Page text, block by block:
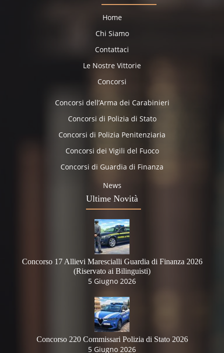
Home
Chi Siamo
Contattaci
Le Nostre Vittorie
Concorsi
Concorsi dell’Arma dei Carabinieri
Concorsi di Polizia di Stato
Concorsi di Polizia Penitenziaria
Concorsi dei Vigili del Fuoco
Concorsi di Guardia di Finanza
News
Ultime Novità
Concorso 17 Allievi Marescialli Guardia di Finanza 2026
(Riservato ai Bilinguisti)
5 Giugno 2026
Concorso 220 Commissari Polizia di Stato 2026
5 Giugno 2026